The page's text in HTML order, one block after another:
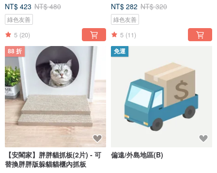
NT$ 423 NT$ 480
綠色友善
5 (20)
NT$ 282 NT$ 320
綠色友善
5 (11)
88 折
【安閣家】胖胖貓抓板(2片) - 可
替換胖胖版躲貓貓櫃內抓板
免運
偏遠/外島地區(B)